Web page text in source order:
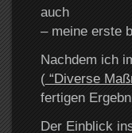
auch
– meine erste
Nachdem ich
(“Diverse
fertigen
Der Einblick